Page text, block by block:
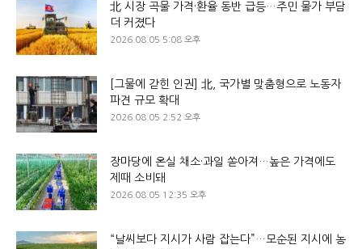
北 시장 곡물 가격·환율 동반 급등…주민 물가 부담
더 커졌다
2026.08.05 5:08 오후
[그물에 갇힌 인권] 北, 국가별 맞춤형으로 노동자
파견 규모 확대
2026.08.05 2:52 오후
장마당에 온실 채소·과일 쏟아져…높은 가격에도
제때 소비돼
2026.08.05 12:35 오후
“날씨보다 지시가 사람 잡는다”…모순된 지시에 농